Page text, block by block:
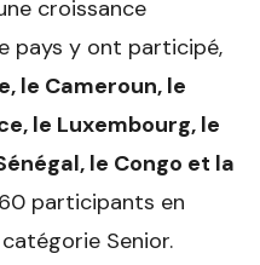
croissance
pays y ont participé,
le Cameroun, le
le Luxembourg, le
le Congo et la
participants en
Senior.